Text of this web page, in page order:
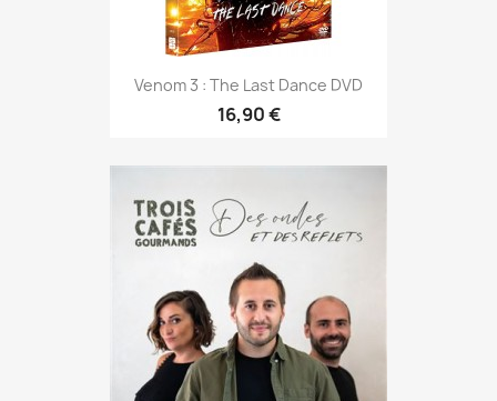
Venom 3 : The Last Dance DVD
16,90 €